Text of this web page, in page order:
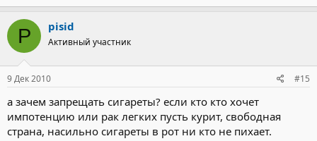
P pisid
Активный участник
9 Дек 2010 #15
а зачем запрещать сигареты? если кто кто хочет
импотенцию или рак легких пусть курит, свободная
страна, насильно сигареты в рот ни кто не пихает.